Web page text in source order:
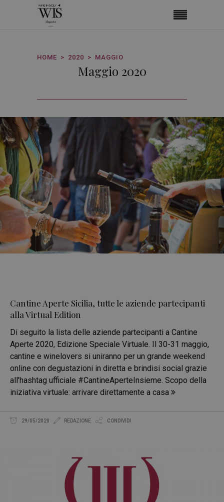
HOME 2020 MAGGIO
Maggio 2020
Cantine Aperte Sicilia, tutte le aziende partecipanti
alla Virtual Edition
Di seguito la lista delle aziende partecipanti a Cantine
Aperte 2020, Edizione Speciale Virtuale. Il 30-31 maggio,
cantine e winelovers si uniranno per un grande weekend
online con degustazioni in diretta e brindisi social grazie
all'hashtag ufficiale #CantineAperteInsieme. Scopo della
iniziativa virtuale: arrivare direttamente a casa
29/05/2020 REDAZIONE CONDIVIDI